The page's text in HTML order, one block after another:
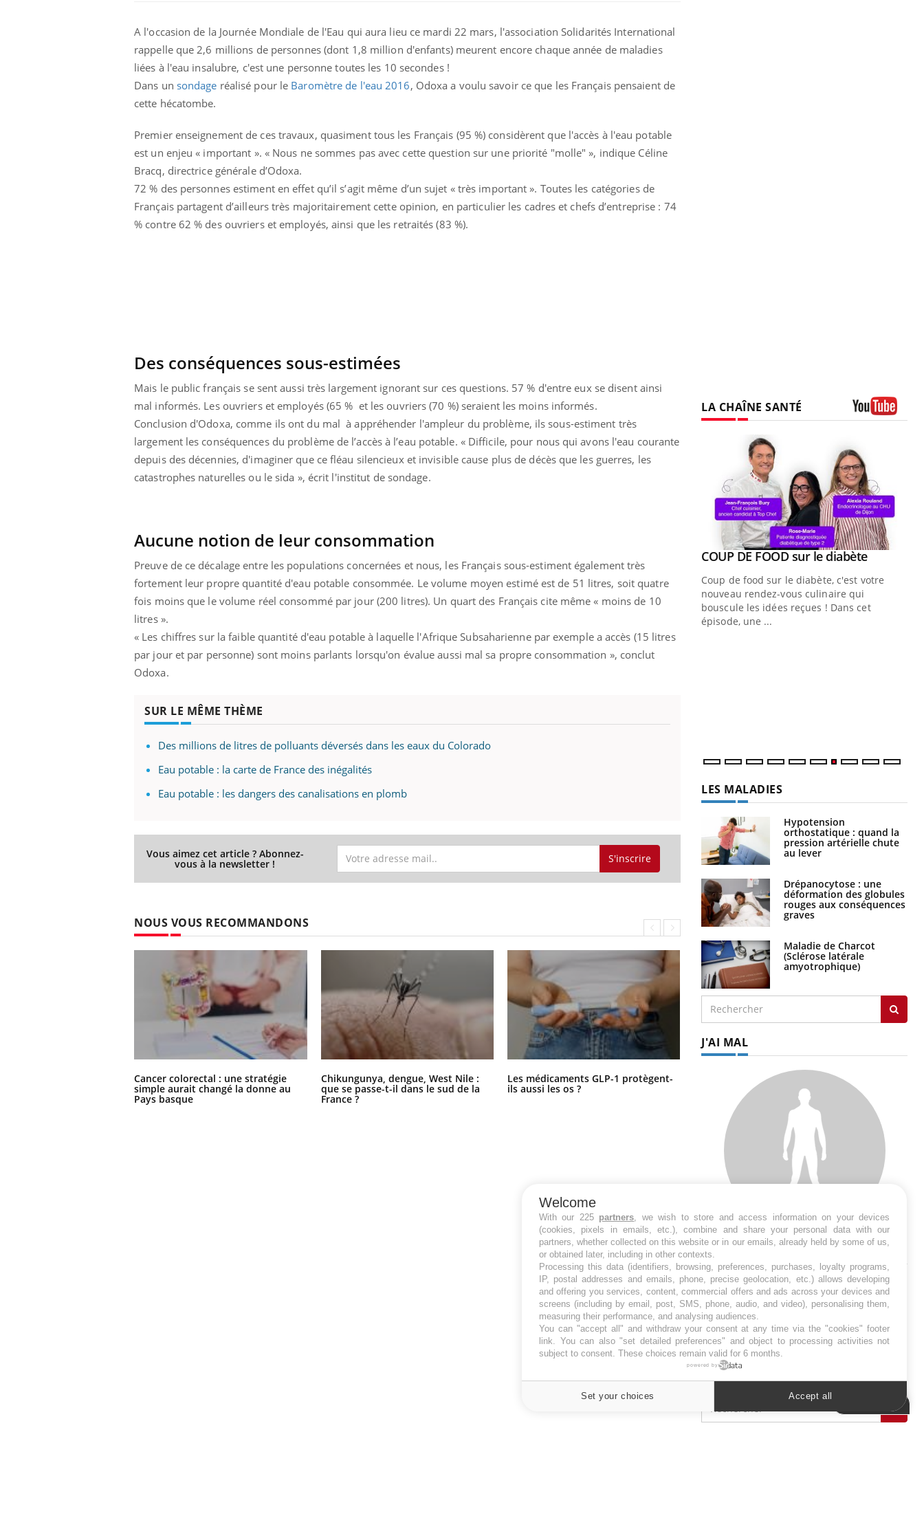
A l'occasion de la Journée Mondiale de l'Eau qui aura lieu ce mardi 22 mars, l'association Solidarités International
rappelle que 2,6 millions de personnes (dont 1,8 million d'enfants) meurent encore chaque année de maladies
liées à l'eau insalubre, c'est une personne toutes les 10 secondes !
Dans un sondage réalisé pour le Baromètre de l'eau 2016, Odoxa a voulu savoir ce que les Français pensaient de
cette hécatombe.
Premier enseignement de ces travaux, quasiment tous les Français (95 %) considèrent que l'accès à l'eau potable
est un enjeu « important ». « Nous ne sommes pas avec cette question sur une priorité "molle" », indique Céline
Bracq, directrice générale d’Odoxa.
72 % des personnes estiment en effet qu’il s’agit même d’un sujet « très important ». Toutes les catégories de
Français partagent d’ailleurs très majoritairement cette opinion, en particulier les cadres et chefs d’entreprise : 74
% contre 62 % des ouvriers et employés, ainsi que les retraités (83 %).
Des conséquences sous-estimées
Mais le public français se sent aussi très largement ignorant sur ces questions. 57 % d'entre eux se disent ainsi
mal informés. Les ouvriers et employés (65 % et les ouvriers (70 %) seraient les moins informés.
Conclusion d'Odoxa, comme ils ont du mal à appréhender l'ampleur du problème, ils sous-estiment très
largement les conséquences du problème de l’accès à l’eau potable. « Difficile, pour nous qui avons l'eau courante
depuis des décennies, d'imaginer que ce fléau silencieux et invisible cause plus de décès que les guerres, les
catastrophes naturelles ou le sida », écrit l'institut de sondage.
Aucune notion de leur consommation
Preuve de ce décalage entre les populations concernées et nous, les Français sous-estiment également très
fortement leur propre quantité d'eau potable consommée. Le volume moyen estimé est de 51 litres, soit quatre
fois moins que le volume réel consommé par jour (200 litres). Un quart des Français cite même « moins de 10
litres ».
« Les chiffres sur la faible quantité d'eau potable à laquelle l'Afrique Subsaharienne par exemple a accès (15 litres
par jour et par personne) sont moins parlants lorsqu'on évalue aussi mal sa propre consommation », conclut
Odoxa.
SUR LE MÊME THÈME
Des millions de litres de polluants déversés dans les eaux du Colorado
Eau potable : la carte de France des inégalités
Eau potable : les dangers des canalisations en plomb
Vous aimez cet article ? Abonnez-
vous à la newsletter ! S'inscrire
NOUS VOUS RECOMMANDONS
Cancer colorectal : une stratégie
simple aurait changé la donne au
Pays basque
Chikungunya, dengue, West Nile :
que se passe-t-il dans le sud de la
France ?
Les médicaments GLP-1 protègent-
ils aussi les os ?
Cytomégalovirus : ce qui change
dans la prise en charge des femmes
enceintes
LA CHAÎNE SANTÉ
préparer pour l’été !Youtube
L'été arrive… et avec lui, un tout nouveau
rythme de vie ! Vacances, plage, piscine,
soleil, activités en plein air… Nos mains
Le Ramadan approche, et, pour de
nombreuses personnes atteintes de
diabète, c'est une période de questions, de
faciliter l’accès à la médecine
préventiveYoutube
Un établissement lié à un groupe
santé : l'utilisation d'un « jumeau
numérique » permet ...
Youtube
COUP DE FOOD sur le diabèteYoutube
Coup de food sur le diabète, c'est votre
nouveau rendez-vous culinaire qui
bouscule les idées reçues ! Dans cet
épisode, une ...
LES MALADIES
Hypotension
orthostatique : quand la
pression artérielle chute
au lever
Drépanocytose : une
déformation des globules
rouges aux conséquences
graves
Maladie de Charcot
(Sclérose latérale
amyotrophique)
J'AI MAL
SYMPTÔMES
Douleurs de l’avant-pied :
des métatarsalgies à 90 %
liées à problème d’appui
Mauvaise haleine : il faut
Welcome
With our 225 partners, we wish to store and access information on your devices
(cookies, pixels in emails, etc.), combine and share your personal data with our
partners, whether collected on this website or in our emails, already held by some of us,
or obtained later, including in other contexts.
Processing this data (identifiers, browsing, preferences, purchases, loyalty programs,
IP, postal addresses and emails, phone, precise geolocation, etc.) allows developing
and offering you services, content, commercial offers and ads across your devices and
screens (including by email, post, SMS, phone, audio, and video), personalising them,
measuring their performance, and analysing audiences.
You can "accept all" and withdraw your consent at any time via the "cookies" footer
link. You can also "set detailed preferences" and object to processing activities not
subject to consent. These choices remain valid for 6 months.
powered by
Set your choices Accept all